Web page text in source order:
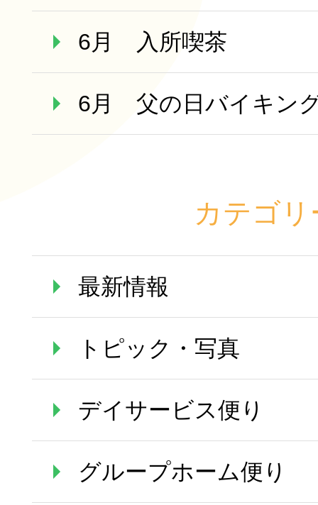
6月 入所喫茶
6月 父の日バイキン
カテゴリ
最新情報
トピック・写真
デイサービス便り
グループホーム便り